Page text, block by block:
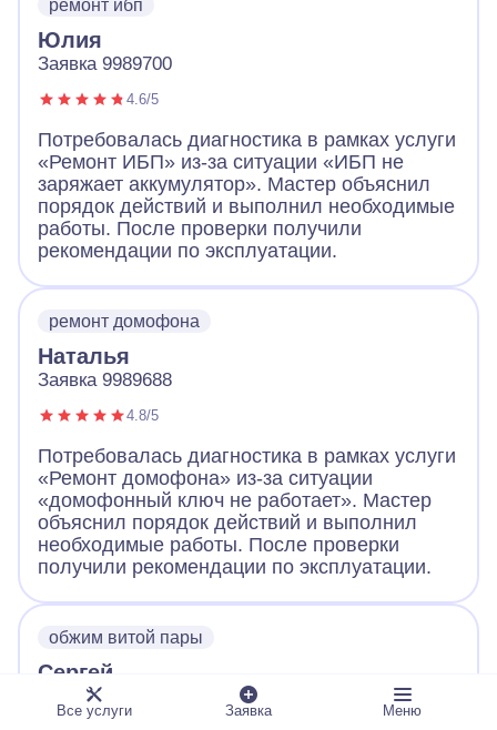
ремонт ибп
Юлия
Заявка 9989700
4.6/5
Потребовалась диагностика в рамках услуги
«Ремонт ИБП» из-за ситуации «ИБП не
заряжает аккумулятор». Мастер объяснил
порядок действий и выполнил необходимые
работы. После проверки получили
рекомендации по эксплуатации.
ремонт домофона
Наталья
Заявка 9989688
4.8/5
Потребовалась диагностика в рамках услуги
«Ремонт домофона» из-за ситуации
«домофонный ключ не работает». Мастер
объяснил порядок действий и выполнил
необходимые работы. После проверки
получили рекомендации по эксплуатации.
обжим витой пары
Сергей
Заявка 9989661
Все услуги Заявка Меню